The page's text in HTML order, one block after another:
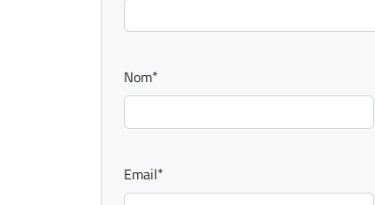
Nom*
Email*